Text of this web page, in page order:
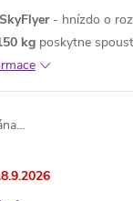
- hnízdo o
kg poskytne